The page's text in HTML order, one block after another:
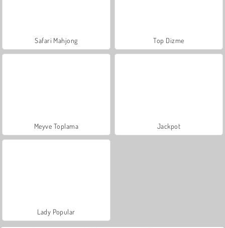
Safari Mahjong Top Dizme
Meyve Toplama Jackpot
Lady Popular